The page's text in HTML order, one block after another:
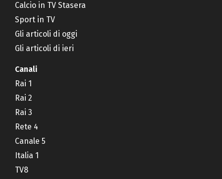
Calcio in TV Stasera
Sport in TV
Gli articoli di oggi
Gli articoli di ieri
Canali
Rai 1
Rai 2
Rai 3
Rete 4
Canale 5
Italia 1
TV8